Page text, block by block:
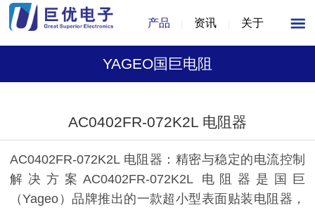
产品 资讯 关于
YAGEO国巨电阻
1/1
AC0402FR-072K2L 电阻器
AC0402FR-072K2L 电阻器：精密与稳定的电流控制
解决方案AC0402FR-072K2L 电阻器是国巨
（Yageo）品牌推出的一款超小型表面贴装电阻器，